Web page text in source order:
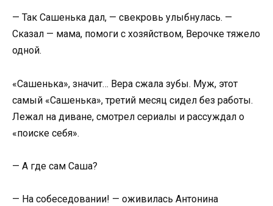
— Так Сашенька дал, — свекровь улыбнулась. —
Сказал — мама, помоги с хозяйством, Верочке тяжело
одной.
«Сашенька», значит… Вера сжала зубы. Муж, этот
самый «Сашенька», третий месяц сидел без работы.
Лежал на диване, смотрел сериалы и рассуждал о
«поиске себя».
— А где сам Саша?
— На собеседовании! — оживилась Антонина